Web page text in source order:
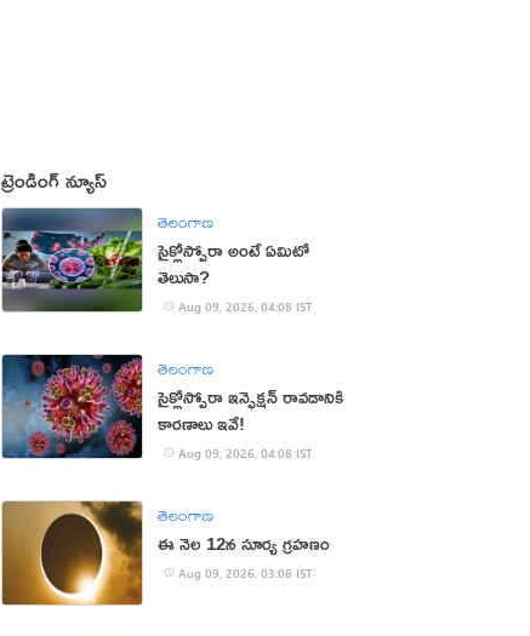
ట్రెండింగ్ న్యూస్
తెలంగాణ
సైక్లోస్పోరా అంటే ఏమిటో
తెలుసా?
Aug 09, 2026, 04:08 IST
తెలంగాణ
సైక్లోస్పోరా ఇన్ఫెక్షన్ రావడానికి
కారణాలు ఇవే!
Aug 09, 2026, 04:08 IST
తెలంగాణ
ఈ నెల 12న సూర్య గ్రహణం
Aug 09, 2026, 03:08 IST